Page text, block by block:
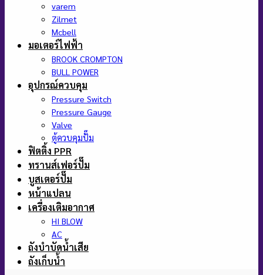
varem
Zilmet
Mcbell
มอเตอร์ไฟฟ้า
BROOK CROMPTON
BULL POWER
อุปกรณ์ควบคุม
Pressure Switch
Pressure Gauge
Valve
ตู้ควบคุมปั๊ม
ฟิตติ้ง PPR
ทรานส์เฟอร์ปั๊ม
บูสเตอร์ปั๊ม
หน้าแปลน
เครื่องเติมอากาศ
HI BLOW
AC
ถังบำบัดน้ำเสีย
ถังเก็บน้ำ